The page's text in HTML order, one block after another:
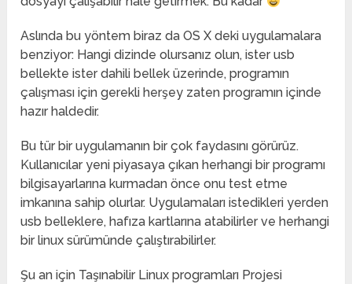
Aslında bu yöntem biraz da OS X deki uygulamalara
benziyor: Hangi dizinde olursanız olun, ister usb
bellekte ister dahili bellek üzerinde, programın
çalışması için gerekli herşey zaten programın içinde
hazır haldedir.
Bu tür bir uygulamanın bir çok faydasını görürüz.
Kullanıcılar yeni piyasaya çıkan herhangi bir programı
bilgisayarlarına kurmadan önce onu test etme
imkanına sahip olurlar. Uygulamaları istedikleri yerden
usb belleklere, hafıza kartlarına atabilirler ve herhangi
bir linux sürümünde çalıştırabilirler.
Şu an için Taşınabilir Linux programları Projesi